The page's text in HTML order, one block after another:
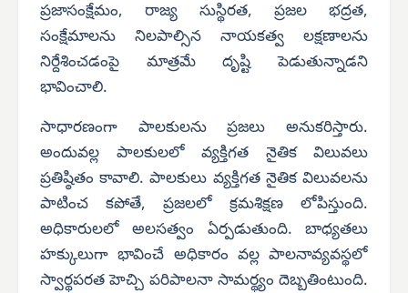
ప్రజాసంక్షేమం, రాజ్య సుస్థిరత, ప్రజల భద్రత,
సంక్షేమాలను నిలపాల్సిన నాయకత్వ లక్షణాలను
నిర్దేశించడంపై మాత్రమే దృష్టి పెడుతున్నాడని
భావించాలి.
సాధారణంగా పాలకులను ప్రజలు అనుకరిస్తారు.
అందువల్ల పాలకులలో వ్యక్తిగత నైతిక విలువలు
ప్రతిష్ఠితం కావాలి. పాలకులు వ్యక్తిగత నైతిక విలువలను
పాటించ కపోతే, ప్రజలలో క్రమశిక్షణ లోపిస్తుంది.
అధికారులలో అలసత్వం ఏర్పడుతుంది. బాధ్యతలు
హక్కులుగా భావించే అధికారం వల్ల పాలనావ్యవస్థలో
స్వార్థపరత హెచ్చి పరిపాలనా సామర్థ్యం దెబ్బతింటుంది.